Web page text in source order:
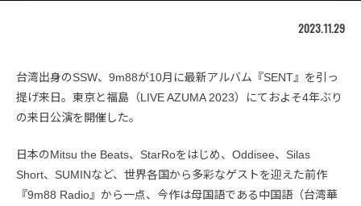
2023.11.29
台湾出身のSSW、9m88が10月に最新アルバム『SENT』を引っ
提げ来日。東京と福島（LIVE AZUMA 2023）にておよそ4年ぶり
の来日公演を開催した。
日本のMitsu the Beats、StarRoをはじめ、Oddisee、Silas
Short、SUMINなど、世界各国から多彩なゲストを迎えた前作
『9m88 Radio』から一点、今作は母国語である中国語（台湾華